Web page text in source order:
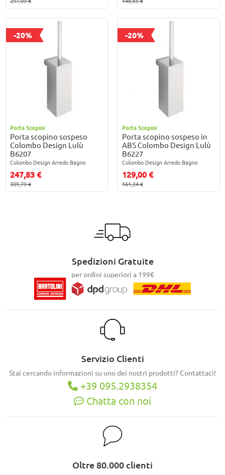
-20%
Porta Scopini
Porta scopino sospeso
Colombo Design Lulù
B6207
Colombo Design Arredo Bagno
247,83 €
309,79 €
-20%
Porta Scopini
Porta scopino sospeso in
ABS Colombo Design Lulù
B6227
Colombo Design Arredo Bagno
129,00 €
161,24 €
Spedizioni Gratuite
per ordini superiori a 199€
Servizio Clienti
Stai cercando informazioni su uno dei nostri prodotti? Contattaci!
+39 095.2938354
Chatta con noi
Oltre 80.000 clienti